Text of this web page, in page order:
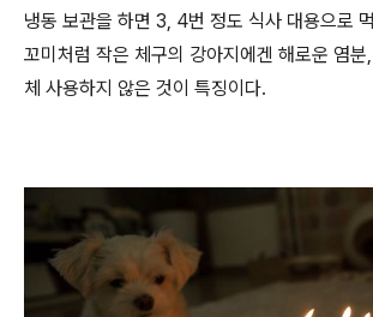
냉동 보관을 하면 3, 4번 정도 식사 대용으로
꼬미처럼 작은 체구의 강아지에겐 해로운 염분
체 사용하지 않은 것이 특징이다.